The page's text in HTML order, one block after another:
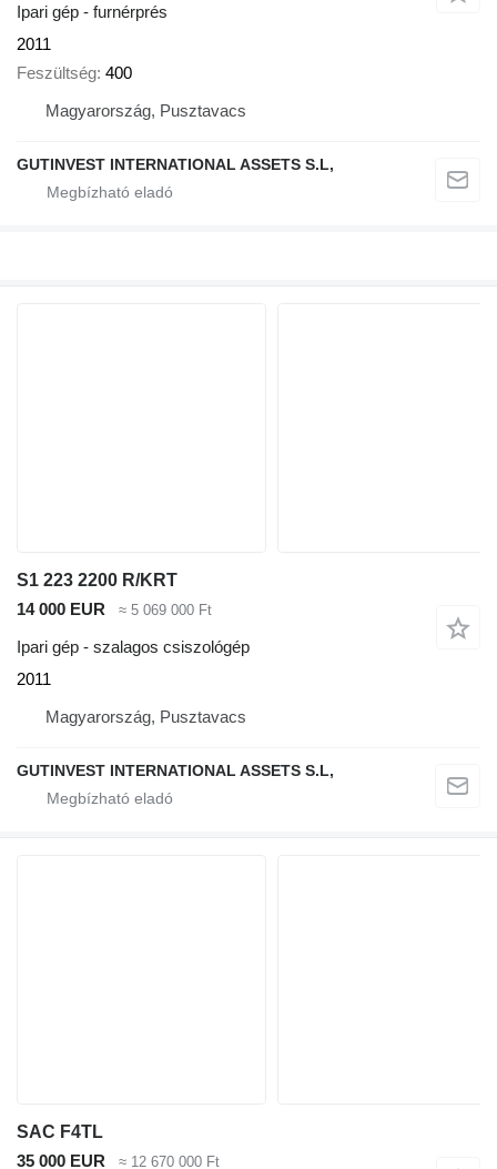
Ipari gép - furnérprés
2011
Feszültség 400
Magyarország, Pusztavacs
GUTINVEST INTERNATIONAL ASSETS S.L,
S1 223 2200 R/KRT
14 000 EUR
≈ 5 069 000 Ft
Ipari gép - szalagos csiszológép
2011
Magyarország, Pusztavacs
GUTINVEST INTERNATIONAL ASSETS S.L,
SAC F4TL
35 000 EUR
≈ 12 670 000 Ft